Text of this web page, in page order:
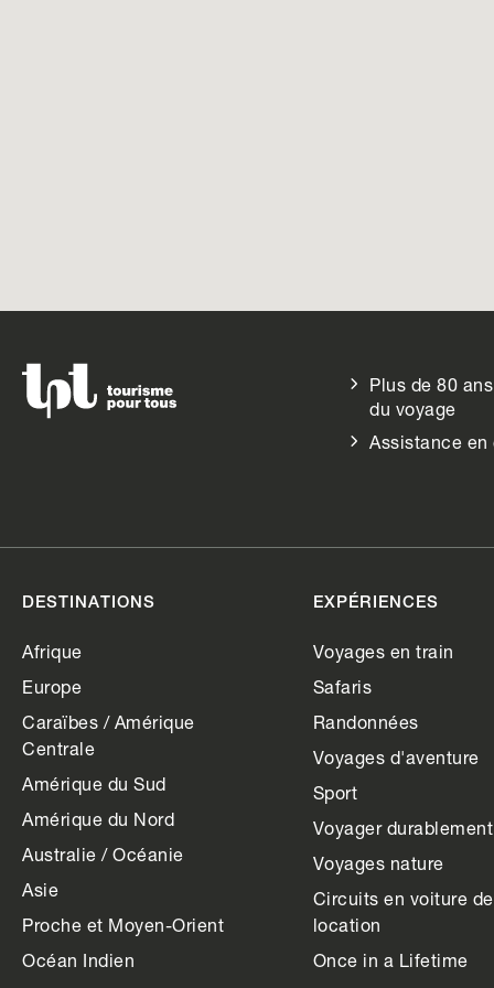
Plus de 80
du voyage
Assistance
DESTINATIONS
Afrique
Europe
Caraïbes / Amérique
Centrale
Amérique du Sud
Amérique du Nord
Australie / Océanie
Asie
Proche et Moyen-Orient
Océan Indien
EXPÉRIENCES
Voyages en train
Safaris
Randonnées
Voyages d'aventure
Sport
Voyager durablement
Voyages nature
Circuits en voiture de
location
Once in a Lifetime